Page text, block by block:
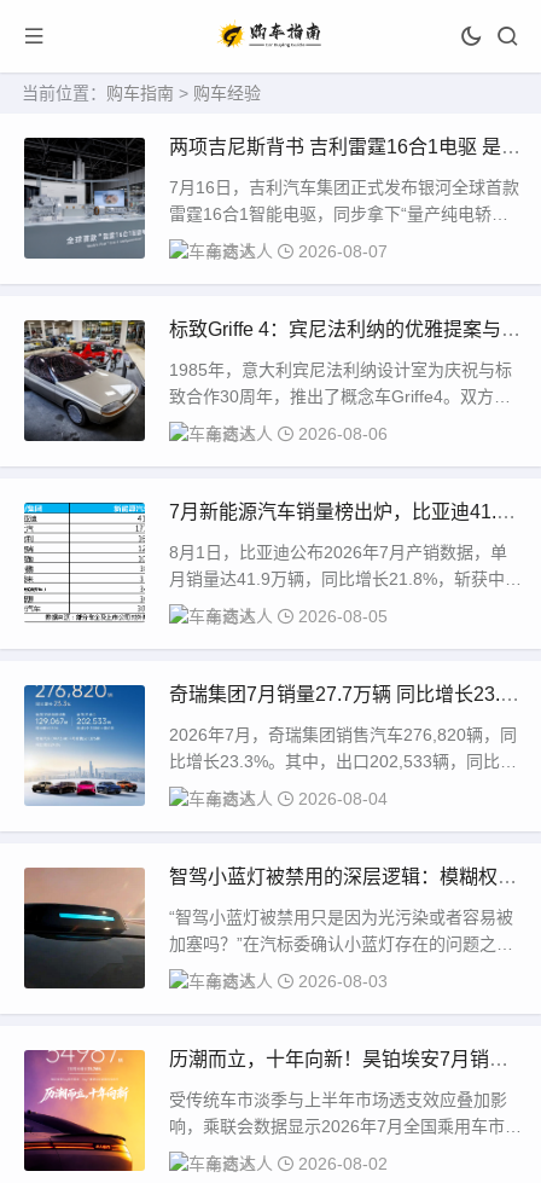
当前位置： 购车指南 > 购车经验
两项吉尼斯背书 吉利雷霆16合1电驱 是技
术破局 还是参数内卷
7月16日，吉利汽车集团正式发布银河全球首款
雷霆16合1智能电驱，同步拿下“量产纯电轿车
环青海湖最低能耗”与“湿滑路面最长连续双...
车商达人 2026-08-07
标致Griffe 4：宾尼法利纳的优雅提案与未
竟的轿跑梦
1985年，意大利宾尼法利纳设计室为庆祝与标
致合作30周年，推出了概念车Griffe4。双方合
作始于1955年的标致403，此后...
车商达人 2026-08-06
7月新能源汽车销量榜出炉，比亚迪41.9
万辆稳居榜首
8月1日，比亚迪公布2026年7月产销数据，单
月销量达41.9万辆，同比增长21.8%，斩获中国
车企销量冠军，并连续62个月位居...
车商达人 2026-08-05
奇瑞集团7月销量27.7万辆 同比增长23.
3%
2026年7月，奇瑞集团销售汽车276,820辆，同
比增长23.3%。其中，出口202,533辆，同比增
长70.1%，连续五个月...
车商达人 2026-08-04
智驾小蓝灯被禁用的深层逻辑：模糊权责
和强要特权不会被允许
“智驾小蓝灯被禁用只是因为光污染或者容易被
加塞吗？”在汽标委确认小蓝灯存在的问题之
后，诸多汽车爱好者还是比较不解；似乎这种
车商达人 2026-08-03
历潮而立，十年向新！昊铂埃安7月销量3
4987辆，同比增长31.74%
受传统车市淡季与上半年市场透支效应叠加影
响，乘联会数据显示2026年7月全国乘用车市场
预计零售量同比下降16.8%，行业正从短期...
车商达人 2026-08-02